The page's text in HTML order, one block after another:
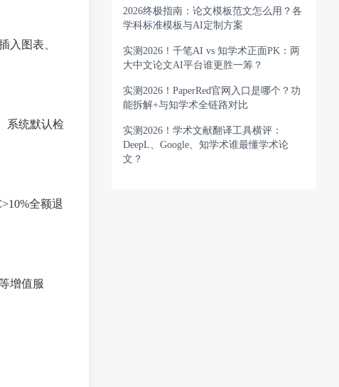
入图表、
系统默认检
全额退
增值服
2026终极指南：论文模板范文怎么用？各
学科标准模板与AI定制方案
实测2026！千笔AI vs 知学术正面PK：两
大中文论文AI平台谁更胜一筹？
实测2026！PaperRed官网入口是哪个？功
能拆解+与知学术全链路对比
实测2026！学术文献翻译工具横评：
DeepL、Google、知学术谁最懂学术论
文？